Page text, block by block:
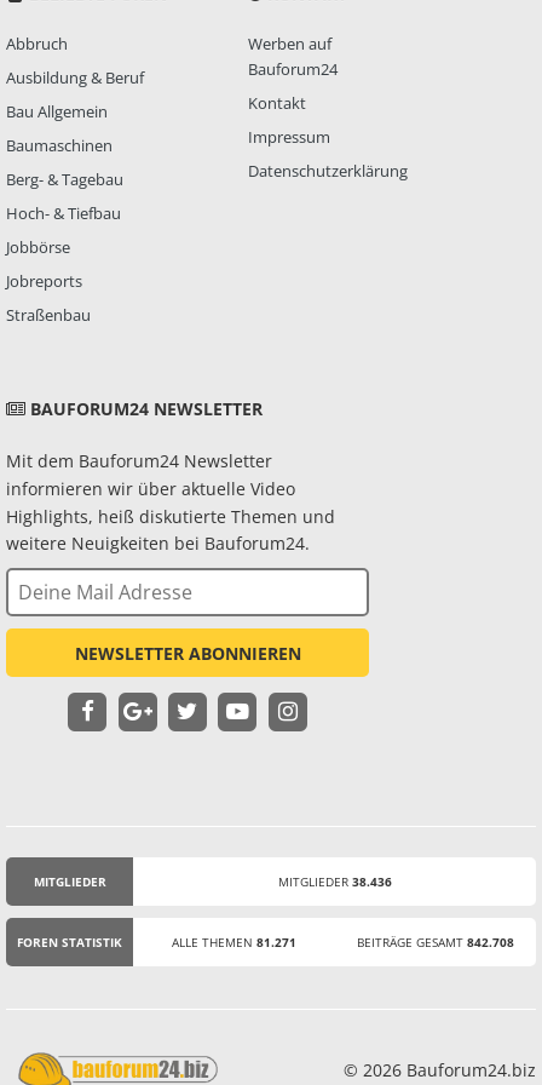
Abbruch
Ausbildung & Beruf
Bau Allgemein
Baumaschinen
Berg- & Tagebau
Hoch- & Tiefbau
Jobbörse
Jobreports
Straßenbau
Werben auf
Bauforum24
Kontakt
Impressum
Datenschutzerklärung
BAUFORUM24 NEWSLETTER
Mit dem Bauforum24 Newsletter
informieren wir über aktuelle Video
Highlights, heiß diskutierte Themen und
weitere Neuigkeiten bei Bauforum24.
NEWSLETTER ABONNIEREN
MITGLIEDER MITGLIEDER 38.436
FOREN STATISTIK ALLE THEMEN 81.271 BEITRÄGE GESAMT 842.708
© 2026 Bauforum24.biz